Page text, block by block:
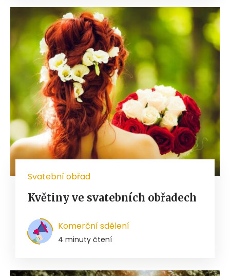
Svatební obřad
Květiny ve svatebních obřadech
Komerční sdělení
4 minuty čtení